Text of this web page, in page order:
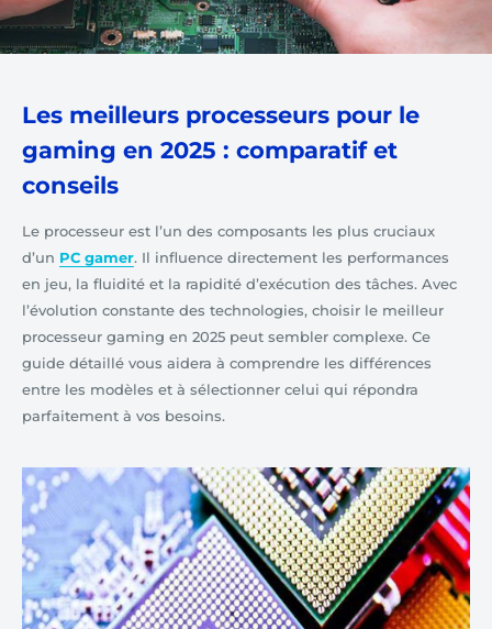
Les meilleurs processeurs pour le
gaming en 2025 : comparatif et
conseils
Le processeur est l’un des composants les plus cruciaux
d’un PC gamer. Il influence directement les performances
en jeu, la fluidité et la rapidité d’exécution des tâches. Avec
l’évolution constante des technologies, choisir le meilleur
processeur gaming en 2025 peut sembler complexe. Ce
guide détaillé vous aidera à comprendre les différences
entre les modèles et à sélectionner celui qui répondra
parfaitement à vos besoins.